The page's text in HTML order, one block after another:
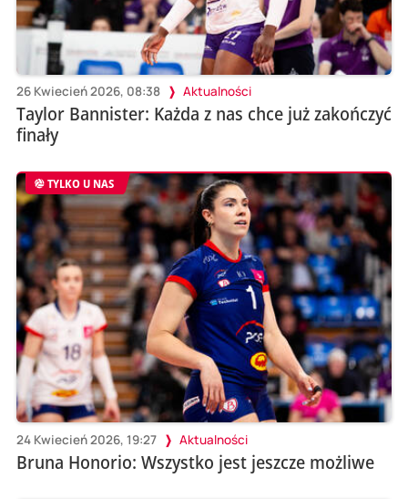
26 Kwiecień 2026, 08:38 Aktualności
Taylor Bannister: Każda z nas chce już zakończyć
finały
TYLKO U NAS
24 Kwiecień 2026, 19:27 Aktualności
Bruna Honorio: Wszystko jest jeszcze możliwe